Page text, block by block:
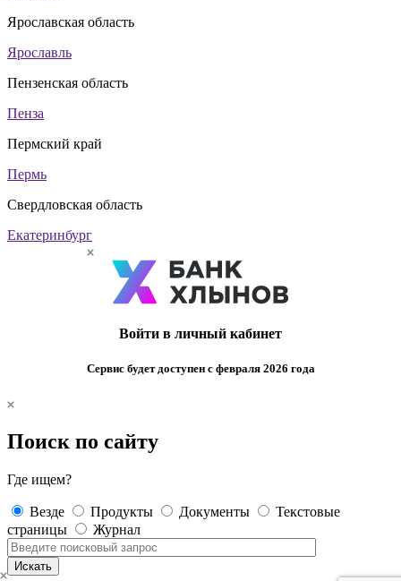
Ярославская область
Ярославль
Пензенская область
Пенза
Пермский край
Пермь
Свердловская область
Екатеринбург
Войти в личный кабинет
Сервис будет доступен с февраля 2026 года
Поиск по сайту
Где ищем?
Везде Продукты Документы
Текстовые
страницы
Журнал
Искать